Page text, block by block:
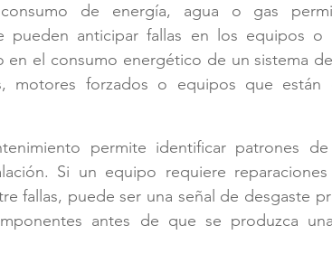
de energía, agua o gas
pueden anticipar fallas en los equipos o
el consumo energético de un sistema
motores forzados o equipos que están
permite identificar patrones
Si un equipo requiere
fallas, puede ser una señal de desgaste
antes de que se produzca